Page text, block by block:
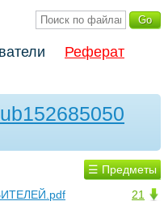
Реферат
☰ Предметы
21